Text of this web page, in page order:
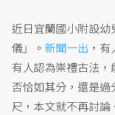
近日宜蘭國小附設
儀」。 新聞一出 ，
有人認為崇禮古法
否恰如其分，還是
尺，本文就不再討論